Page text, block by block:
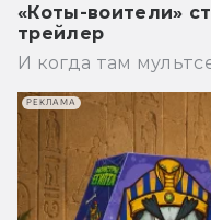
«Коты-воители»
трейлер
И когда там
РЕКЛАМА